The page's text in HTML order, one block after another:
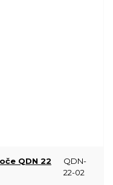
QDN 22
QDN-
22-02